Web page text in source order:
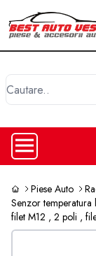
Piese Auto
Senzor
filet M12 , 2 poli ,